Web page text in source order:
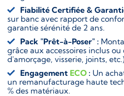
Fiabilité Certifiée &
sur banc avec rapport de
garantie sérénité de 2 ans.
Pack "Prêt-à-Poser" :
grâce aux accessoires inclus
d'amorçage, visserie, joints,
Engagement ECO : Un
un remanufacturage haute
% des matériaux.